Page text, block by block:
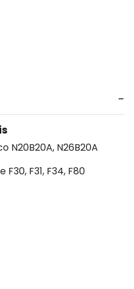
N20B20A, N26B20A
F30, F31, F34, F80